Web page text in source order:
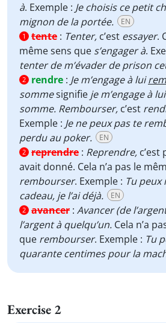
à. Exemple : Je choisis ce petit
mignon de la portée.
EN
1 tente : Tenter, c’est essayer.
même sens que s’engager à.
tenter de m’évader de prison
2 rendre : Je m’engage à lui
sommesignifie je m’engage à lui
somme. Rembourser, c’est
Exemple : Je ne peux pas te
perdu au poker.
EN
2 reprendre : Reprendre, c’est
avait donné. Cela n’a pas le
rembourser. Exemple : Tu
cadeau, je l’ai déjà.
EN
2 avancer : Avancer (de
l’argent à quelqu’un. Cela n’a
que rembourser. Exemple : Tu
quarante centimes pour la
Exercise 2